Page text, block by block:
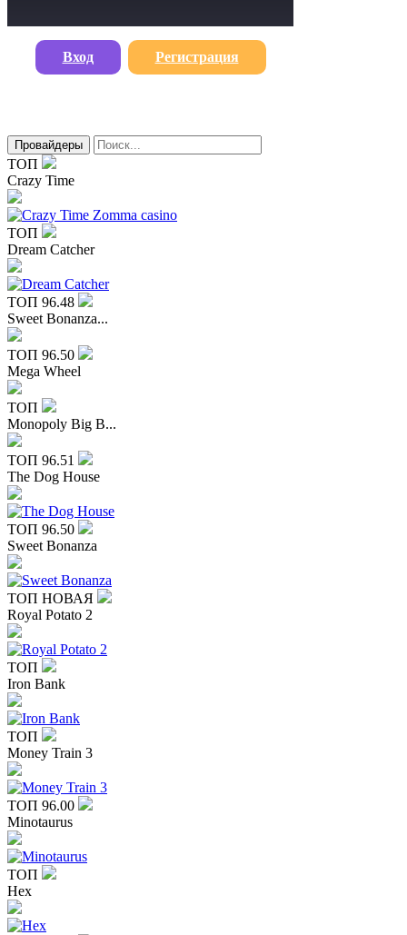
Вход Регистрация
Провайдеры
ТОП
Crazy Time
ТОП
Dream Catcher
ТОП 96.48
Sweet Bonanza...
ТОП 96.50
Mega Wheel
ТОП
Monopoly Big B...
ТОП 96.51
The Dog House
ТОП 96.50
Sweet Bonanza
ТОП НОВАЯ
Royal Potato 2
ТОП
Iron Bank
ТОП
Money Train 3
ТОП 96.00
Minotaurus
ТОП
Hex